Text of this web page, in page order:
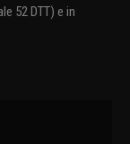
52 DTT) e in